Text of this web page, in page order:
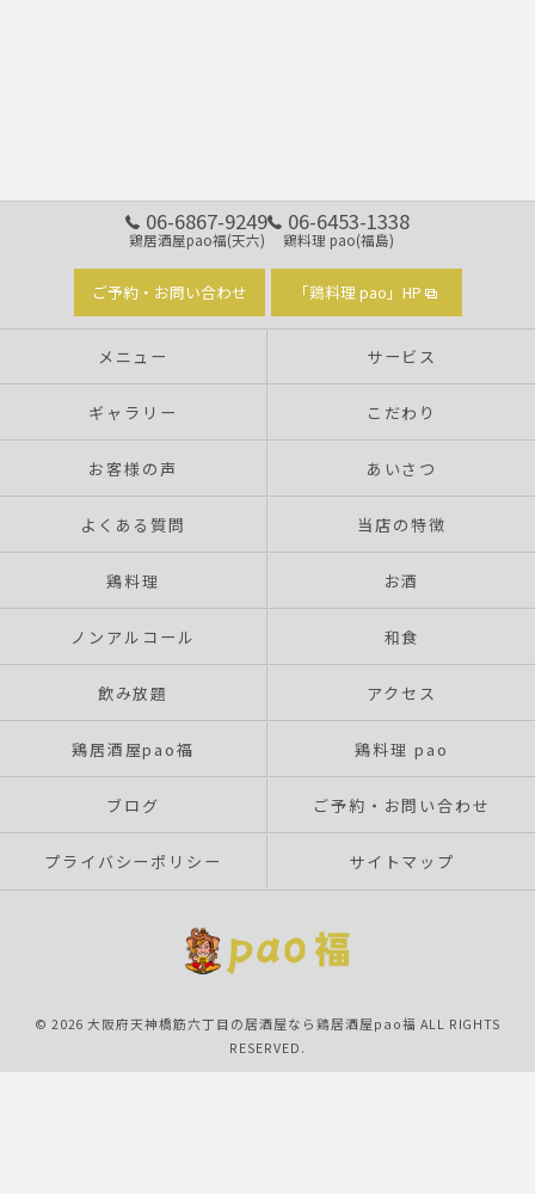
06-6867-9249
鶏居酒屋pao福(天六)
06-6453-1338
鶏料理 pao(福島)
ご予約・お問い合わせ 「鶏料理 pao」HP
メニュー サービス
ギャラリー こだわり
お客様の声 あいさつ
よくある質問 当店の特徴
鶏料理 お酒
ノンアルコール 和食
飲み放題 アクセス
鶏居酒屋pao福 鶏料理 pao
ブログ ご予約・お問い合わせ
プライバシーポリシー サイトマップ
© 2026 大阪府天神橋筋六丁目の居酒屋なら鶏居酒屋pao福 ALL RIGHTS
RESERVED.